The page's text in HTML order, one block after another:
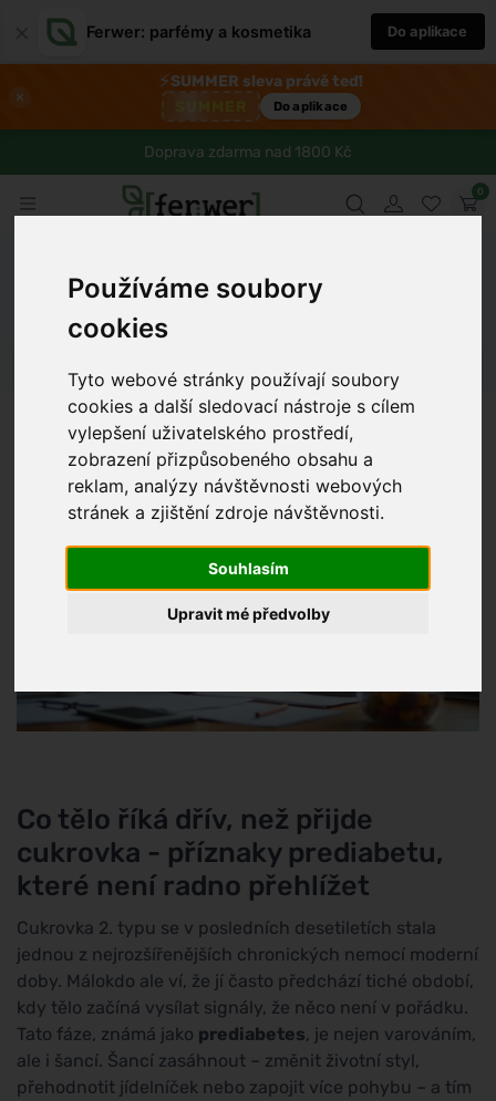
Používáme soubory
cookies
Tyto webové stránky používají soubory
cookies a další sledovací nástroje s cílem
vylepšení uživatelského prostředí,
zobrazení přizpůsobeného obsahu a
reklam, analýzy návštěvnosti webových
stránek a zjištění zdroje návštěvnosti.
Souhlasím
Upravit mé předvolby
Ferwer: parfémy a kosmetika Do aplikace
×
⚡SUMMER sleva právě teď!
Do aplikace
Doprava zdarma nad 1800 Kč
0
Příznaky prediabetesu a co s nimi
udělat pro zdravější život
Tomáš Dvořák 8 min 31.7.2025
Co tělo říká dřív, než přijde
cukrovka - příznaky prediabetu,
které není radno přehlížet
Cukrovka 2. typu se v posledních desetiletích stala
jednou z nejrozšířenějších chronických nemocí moderní
doby. Málokdo ale ví, že jí často předchází tiché období,
kdy tělo začíná vysílat signály, že něco není v pořádku.
Tato fáze, známá jako prediabetes, je nejen varováním,
ale i šancí. Šancí zasáhnout – změnit životní styl,
přehodnotit jídelníček nebo zapojit více pohybu – a tím